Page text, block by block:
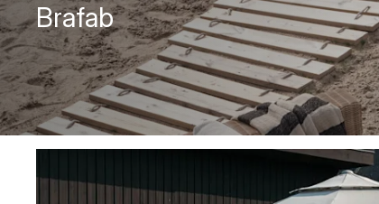
Brafab